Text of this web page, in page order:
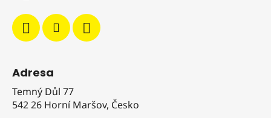
Adresa
Temný Důl 77
542 26 Horní Maršov, Česko